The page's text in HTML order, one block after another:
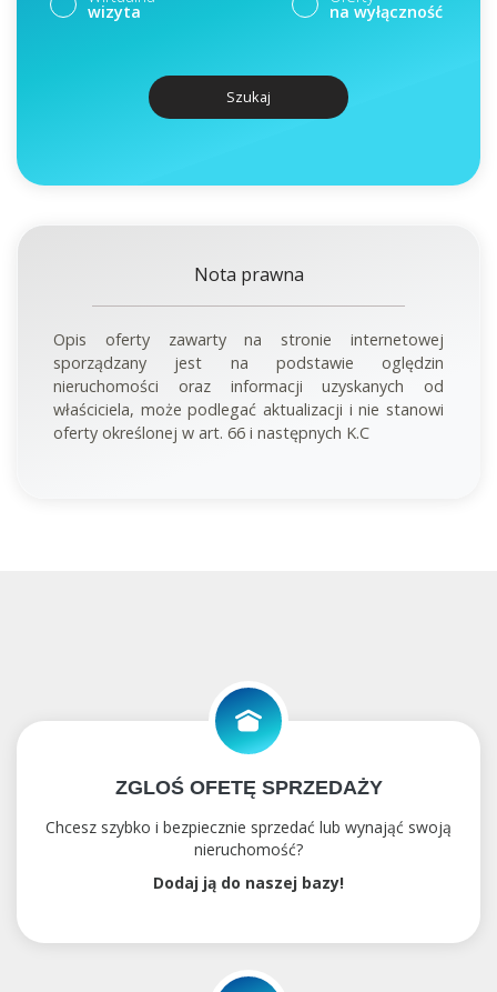
wizyta na wyłączność
Szukaj
Nota prawna
Opis oferty zawarty na stronie internetowej
sporządzany jest na podstawie oględzin
nieruchomości oraz informacji uzyskanych od
właściciela, może podlegać aktualizacji i nie stanowi
oferty określonej w art. 66 i następnych K.C
ZGLOŚ OFETĘ SPRZEDAŻY
Chcesz szybko i bezpiecznie sprzedać lub wynająć swoją
nieruchomość?
Dodaj ją do naszej bazy!